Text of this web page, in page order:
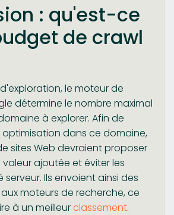
: qu'est-ce
de crawl
le moteur de
détermine le nombre maximal
à explorer. Afin de
dans ce domaine,
sites Web devraient proposer
ajoutée et éviter les
serveur. Ils envoient ainsi des
moteurs de recherche, ce
à un meilleurclassement.